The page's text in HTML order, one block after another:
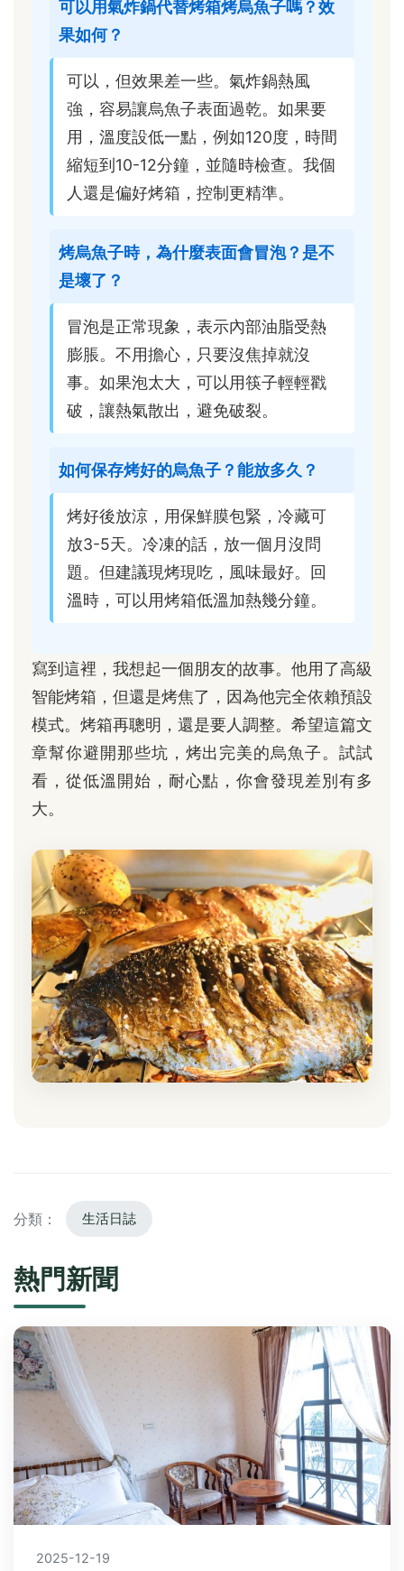
可以用氣炸鍋代替烤箱烤烏魚子嗎？效
果如何？
可以，但效果差一些。氣炸鍋熱風
強，容易讓烏魚子表面過乾。如果要
用，溫度設低一點，例如120度，時間
縮短到10-12分鐘，並隨時檢查。我個
人還是偏好烤箱，控制更精準。
烤烏魚子時，為什麼表面會冒泡？是不
是壞了？
冒泡是正常現象，表示內部油脂受熱
膨脹。不用擔心，只要沒焦掉就沒
事。如果泡太大，可以用筷子輕輕戳
破，讓熱氣散出，避免破裂。
如何保存烤好的烏魚子？能放多久？
烤好後放涼，用保鮮膜包緊，冷藏可
放3-5天。冷凍的話，放一個月沒問
題。但建議現烤現吃，風味最好。回
溫時，可以用烤箱低溫加熱幾分鐘。
寫到這裡，我想起一個朋友的故事。他用了高級
智能烤箱，但還是烤焦了，因為他完全依賴預設
模式。烤箱再聰明，還是要人調整。希望這篇文
章幫你避開那些坑，烤出完美的烏魚子。試試
看，從低溫開始，耐心點，你會發現差別有多
大。
分類： 生活日誌
熱門新聞
2025-12-19